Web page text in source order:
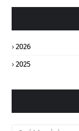
2026
2025